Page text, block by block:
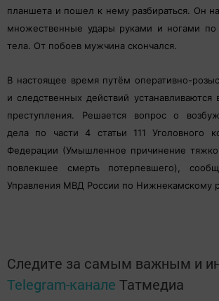
планшета и пошел к нему разбираться. Он
множественные удары руками и ногами по
тела. От побоев мужчина скончался.
В настоящее время путём оперативно-
и следственных действий устанавливаются
преступления. Решается вопрос о
дела по части 4 статьи 111 Уголовного
Федерации (Умышленное причинение
повлекшее смерть потерпевшего),
Управления МВД России по Нижнекамскому
Следите за самым важным и
Telegram-канале Татмедиа